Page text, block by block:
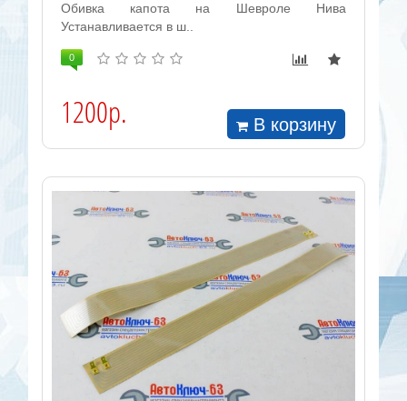
Обивка капота на Шевроле Нива
Устанавливается в ш..
0
1200р. В корзину